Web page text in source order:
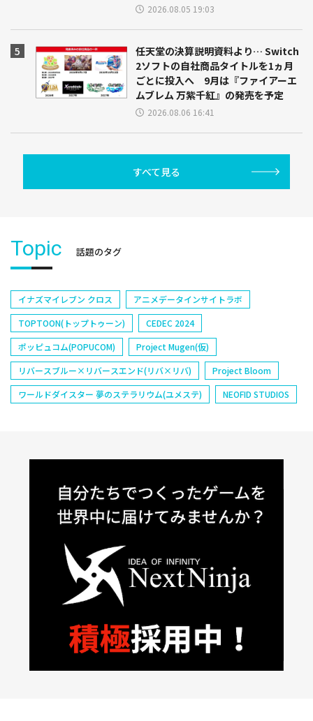
2026.08.05 19:03
任天堂の決算説明資料より… Switch
2ソフトの自社商品タイトルを1ヵ月
ごとに投入へ 9月は『ファイアーエ
ムブレム 万紫千紅』の発売を予定
2026.08.06 16:41
すべて見る
Topic 話題のタグ
イナズマイレブン クロス
アニメデータインサイトラボ
TOPTOON(トップトゥーン)
CEDEC 2024
ポッピュコム(POPUCOM)
Project Mugen(仮)
リバースブルー×リバースエンド(リバ×リバ)
Project Bloom
ワールドダイスター 夢のステラリウム(ユメステ)
NEOFID STUDIOS